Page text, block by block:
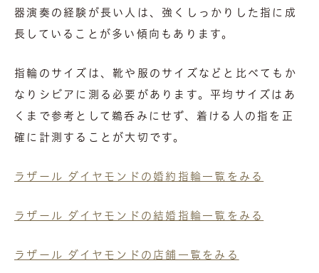
器演奏の経験が長い人は、強くしっかりした指に成
長していることが多い傾向もあります。
指輪のサイズは、靴や服のサイズなどと比べてもか
なりシビアに測る必要があります。平均サイズはあ
くまで参考として鵜呑みにせず、着ける人の指を正
確に計測することが大切です。
ラザール ダイヤモンドの婚約指輪一覧をみる
ラザール ダイヤモンドの結婚指輪一覧をみる
ラザール ダイヤモンドの 店舗一覧をみる